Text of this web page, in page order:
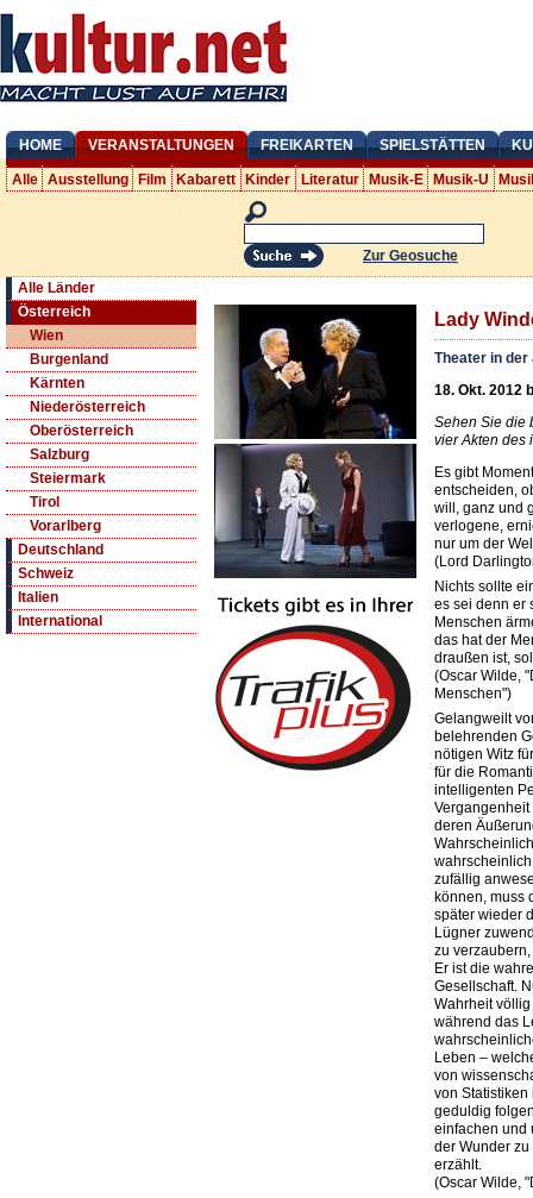
HOME VERANSTALTUNGEN FREIKARTEN SPIELSTÄTTEN
Alle Ausstellung Film Kabarett Kinder Literatur Musik-E Musik-U
Zur Geosuche
Alle Länder
Österreich
Wien
Burgenland
Kärnten
Niederösterreich
Oberösterreich
Salzburg
Steiermark
Tirol
Vorarlberg
Deutschland
Schweiz
Italien
International
Lady
Theater in
18. Okt. 2012
Sehen Sie die
vier Akten des
Es gibt
entscheiden,
will, ganz und
verlogene,
nur um der
(Lord
Nichts sollte
es sei denn er
Menschen
das hat der
draußen ist,
(Oscar Wilde,
Menschen")
Gelangweilt
belehrenden
nötigen Witz
für die
intelligenten
deren
zufällig
können, muss
später wieder
Lügner
zu
Er ist die
Gesellschaft.
Wahrheit
während das
Leben –
von
von
geduldig
einfachen und
der Wunder
erzählt.
(Oscar Wilde,